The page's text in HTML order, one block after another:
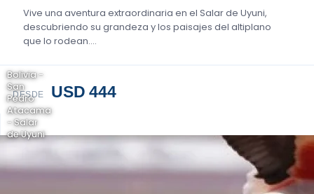
Vive una aventura extraordinaria en el Salar de Uyuni,
descubriendo su grandeza y los paisajes del altiplano
que lo rodean....
DESDE USD 444
Bolivia -
San
Pedro
Atacama
- Salar
de Uyuni